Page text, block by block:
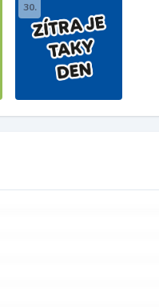
30.